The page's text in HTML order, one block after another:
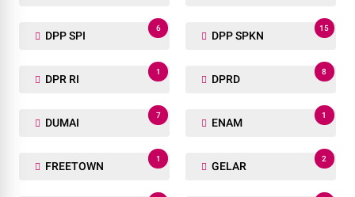
DPP SPI
6
DPP SPKN
15
DPR RI
1
DPRD
8
DUMAI
7
ENAM
1
FREETOWN
1
GELAR
2